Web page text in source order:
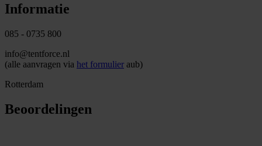
Informatie
085 - 0735 800
info@tentforce.nl
(alle aanvragen via het formulier aub)
Rotterdam
Beoordelingen